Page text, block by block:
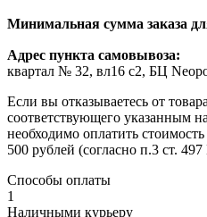
Минимальная сумма заказа
Адрес пункта самовывоза:
квартал № 32, вл16 с2, БЦ
Если вы отказываетесь от
соответствующего указанным
необходимо оплатить
500 рублей (согласно п.3 ст.
Способы оплаты
1
Наличными курьеру